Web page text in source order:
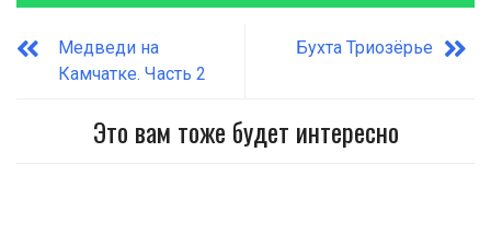
Медведи на
Камчатке. Часть 2
Бухта Триозёрье
Это вам тоже будет интересно